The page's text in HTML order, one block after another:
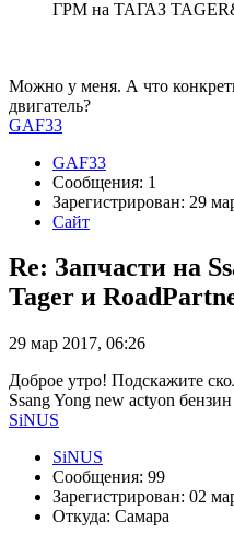
ГРМ на ТАГАЗ
Можно у меня. А что
двигатель?
GAF33
GAF33
Сообщения: 1
Зарегистрирован: 29
Сайт
Re: Запчасти на
Tager и
29 мар 2017, 06:26
Доброе утро! Подскажите
Ssang Yong new actyon
SiNUS
SiNUS
Сообщения: 99
Зарегистрирован: 02
Откуда: Самара